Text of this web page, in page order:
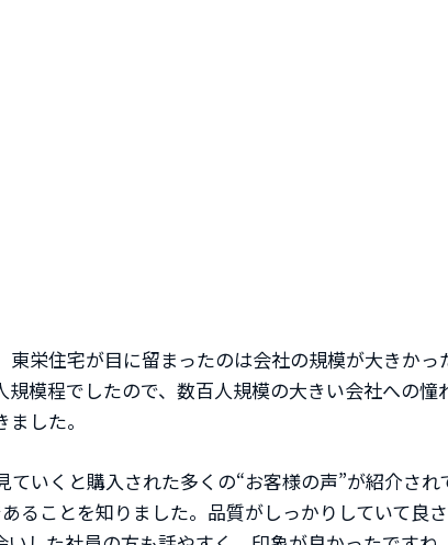
栄住宅が目に留まったのは会社の規模が大きかっ
模程でしたので、数百人規模の大きい会社への
した。
いくと購入された多くの“お客様の声”が紹介さ
ることを知りました。品質がしっかりしていて良